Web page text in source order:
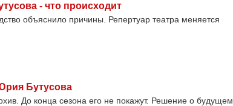
- что происходит
объяснило причины. Репертуар театра меняется
Бутусова
До конца сезона его не покажут. Решение о будущем